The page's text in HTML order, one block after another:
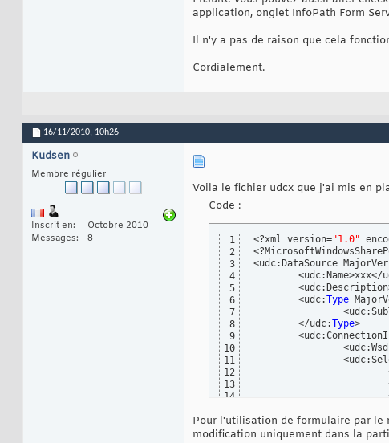
application, onglet InfoPath Form
Il n'y a pas de raison que cela
Cordialement.
16/11/2010, 10h26
Kudsen
Membre régulier
Inscrit en
Octobre 2010
Messages
8
Voila le fichier udcx que j'ai mis en
Code :
1
2
3
4
5
6
7
8
9
10
11
12
13
14
16
17
<?xml version="1.0"
<udc:DataSource
	<udc:
Type
	</udc:
Type>
			<udc:SoapAction>http://tempuri.org/xxx</udc:SoapAction>
			<udc:Query/>
Pour l'utilisation de formulaire par le
modification uniquement dans la